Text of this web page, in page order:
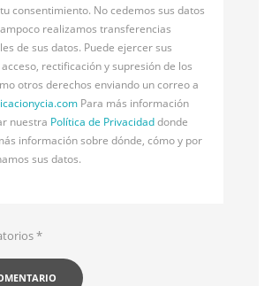
consentimiento. No cedemos sus datos
realizamos transferencias
de sus datos. Puede ejercer sus
rectificación y supresión de los
otros derechos enviando un correo a
Para más información
nuestra Política de Privacidaddonde
información sobre dónde, cómo y por
sus datos.
*